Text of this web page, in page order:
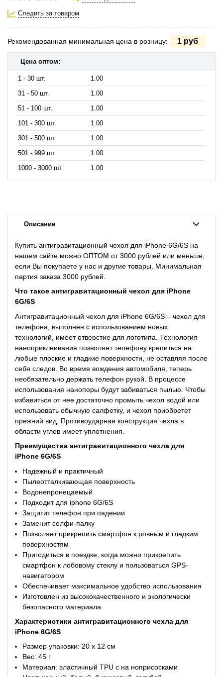
Следить за товаром
Рекомендованная минимальная цена в розницу: 1 руб
Цена оптом:
1 - 30 шт.
1.00
31 - 50 шт.
1.00
51 - 100 шт.
1.00
101 - 300 шт.
1.00
301 - 500 шт.
1.00
501 - 999 шт.
1.00
1000 - 3000 шт.
1.00
Описание
Купить антигравитационный чехол для iPhone 6G/6S на
нашем сайте можно ОПТОМ от 3000 рублей или меньше,
если Вы покупаете у нас и другие товары. Минимальная
партия заказа 3000 рублей.
Что такое антигравитационный чехол для iPhone
6G/6S
Антигравитационный чехол для iPhone 6G/6S – чехол для
телефона, выполнен с использованием новых
технологий, имеет отверстие для логотипа. Технология
наноприклеивания позволяет телефону крепиться на
любые плоские и гладкие поверхности, не оставляя после
себя следов. Во время вождения автомобиля, теперь
необязательно держать телефон рукой. В процессе
использования нанопоры будут забиваться пылью. Чтобы
избавиться от нее достаточно промыть чехол водой или
использовать обычную салфетку, и чехол приобретет
прежний вид. Противоударная конструкция чехла в
области углов имеет уплотнения.
Преимущества антигравитационного чехла для
iPhone 6G/6S
Надежный и практичный
Пылеотталкивающая поверхность
Водонепронецаемый
Подходит для iphone 6G/6S
Защитит телефон при падении
Заменит селфи-палку
Позволяет прикрепить смартфон к ровным и гладким
поверхностям
Пригодиться в поездке, когда можно прикрепить
смартфон к лобовому стеклу и пользоваться GPS-
навигатором
Обеспечивает максимальное удобство использования
Изготовлен из высококачественного и экологически
безопасного материала
Характеристики антигравитационного чехла для
iPhone 6G/6S
Размер упаковки: 20 х 12 см
Вес: 45 г
Материал: эластичный TPU с на ноприсосками